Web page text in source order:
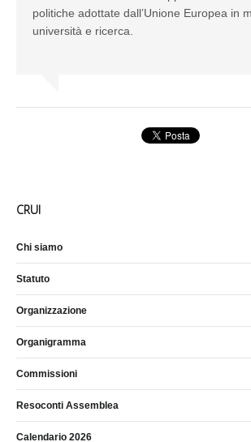
politiche adottate dall’Unione Europea in
università e ricerca.
CRUI
Chi siamo
Statuto
Organizzazione
Organigramma
Commissioni
Resoconti Assemblea
Calendario 2026